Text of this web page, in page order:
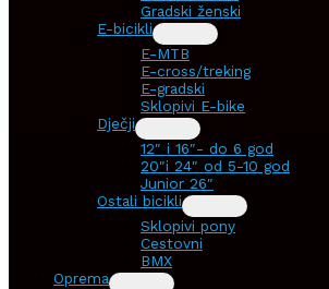
Gradski ženski
E-bicikli
E-MTB
E-cross/treking
E-gradski
Sklopivi E-bike
Dječji
12″ i 16″- do 6 god
20″i 24″ od 5-10 god
Junior 26″
Ostali bicikli
Sklopivi pony
Cestovni
BMX
Oprema